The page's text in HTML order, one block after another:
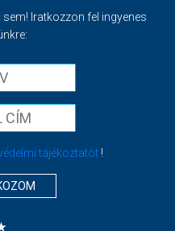
Iratkozzon fel ingyenes
tájékoztatót!